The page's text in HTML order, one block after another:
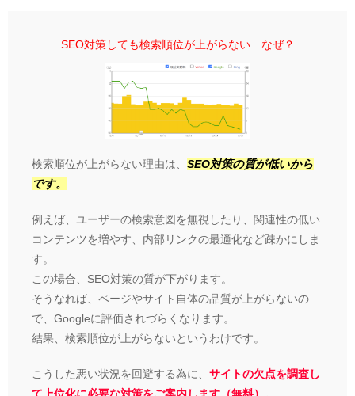
SEO対策しても検索順位が上がらない…なぜ？
検索順位が上がらない理由は、 SEO対策の質が低いから
です。
例えば、ユーザーの検索意図を無視したり、関連性の低い
コンテンツを増やす、内部リンクの最適化など疎かにしま
す。
この場合、SEO対策の質が下がります。
そうなれば、ページやサイト自体の品質が上がらないの
で、Googleに評価されづらくなります。
結果、検索順位が上がらないというわけです。
こうした悪い状況を回避する為に、 サイトの欠点を調査し
て上位化に必要な対策をご案内します（無料）。